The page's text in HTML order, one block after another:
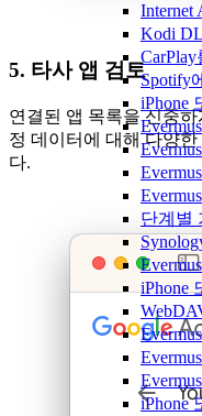
Internet
Kodi
Spotify
iPhone
단계별
iPhone
iPhone
5. 타사 앱 검토
연결된 앱 목록을 신중
정 데이터에 대해 다양
다.